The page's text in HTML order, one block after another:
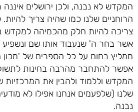
המקדש לא נבנה, ולכן ירושלים
הרוחניים שלנו כמו שהיה צריך
צריכה להיות חלק מהכמיהה למקדש
אשר בחר ה' שנעבוד אותו שם
ממליץ בחום על כל הספרים של
אפשר להתחבר מהרבה בחינות
המקדש וללמוד ולהבין את המרכזיות
שלנו (שלפעמים אנחנו אפילו לא
נבנה.